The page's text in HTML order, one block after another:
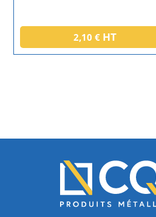
2,10€ HT